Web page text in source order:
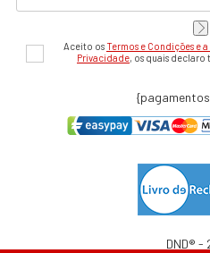
Aceito osTermos e Condições e
Privacidade, os quais
DND® -